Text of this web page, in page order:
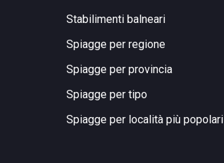
Stabilimenti balneari
Spiagge per regione
Spiagge per provincia
Spiagge per tipo
Spiagge per località più popolari